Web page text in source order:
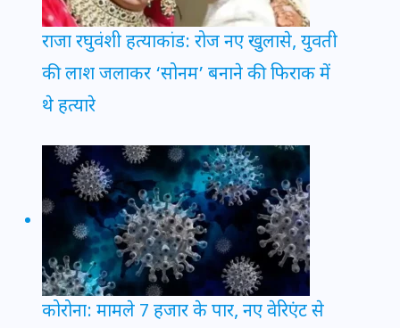
राजा रघुवंशी हत्याकांड: रोज नए खुलासे, युवती
की लाश जलाकर ‘सोनम’ बनाने की फिराक में
थे हत्यारे
कोरोना: मामले 7 हजार के पार, नए वेरिएंट से